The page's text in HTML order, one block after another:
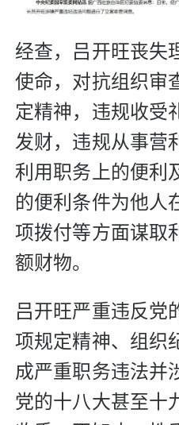
经查，吕开旺丧失
使命，对抗组织审
定精神，违规收受
发财，违规从事营
利用职务上的便利
的便利条件为他人
项拨付等方面谋取
额财物。
吕开旺严重违反党
项规定精神、组织
成严重职务违法并
党的十八大甚至十